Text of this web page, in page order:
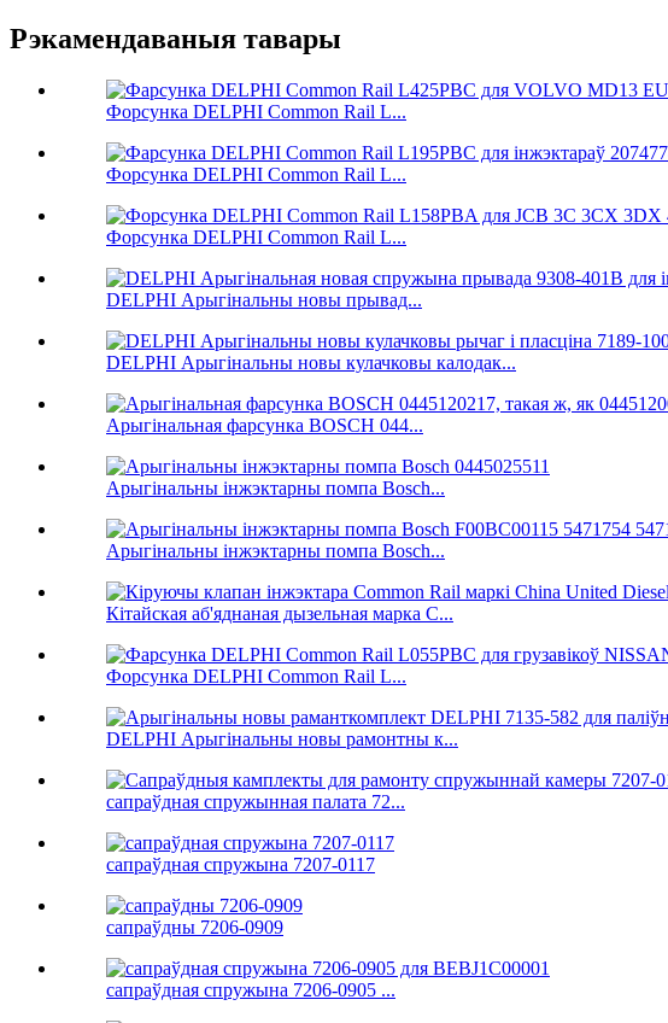
Рэкамендаваныя тавары
Форсунка DELPHI Common Rail L...
Форсунка DELPHI Common Rail L...
Форсунка DELPHI Common Rail L...
DELPHI Арыгінальны новы прывад...
DELPHI Арыгінальны новы кулачковы калодак...
Арыгінальная фарсунка BOSCH 044...
Арыгінальны інжэктарны помпа Bosch...
Арыгінальны інжэктарны помпа Bosch...
Кітайская аб'яднаная дызельная марка C...
Форсунка DELPHI Common Rail L...
DELPHI Арыгінальны новы рамонтны к...
сапраўдная спружынная палата 72...
сапраўдная спружына 7207-0117
сапраўдны 7206-0909
сапраўдная спружына 7206-0905 ...